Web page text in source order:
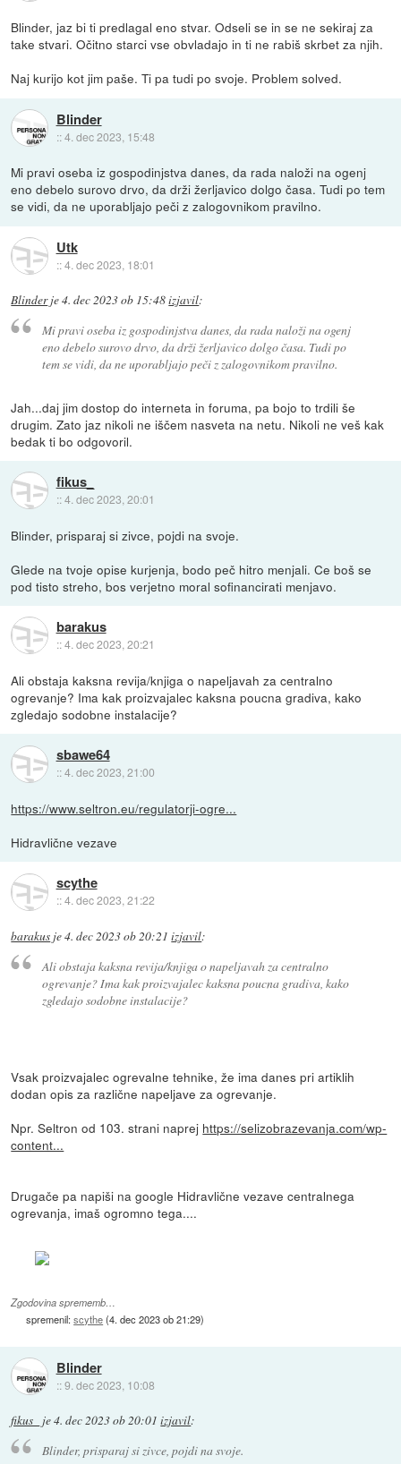
Blinder, jaz bi ti predlagal eno stvar. Odseli se in se ne sekiraj za
take stvari. Očitno starci vse obvladajo in ti ne rabiš skrbet za njih.
Naj kurijo kot jim paše. Ti pa tudi po svoje. Problem solved.
Blinder
::4. dec 2023, 15:48
Mi pravi oseba iz gospodinjstva danes, da rada naloži na ogenj
eno debelo surovo drvo, da drži žerljavico dolgo časa. Tudi po tem
se vidi, da ne uporabljajo peči z zalogovnikom pravilno.
Utk
::4. dec 2023, 18:01
Blinderje4. dec 2023 ob 15:48izjavil:
Mi pravi oseba iz gospodinjstva danes, da rada naloži na ogenj
eno debelo surovo drvo, da drži žerljavico dolgo časa. Tudi po
tem se vidi, da ne uporabljajo peči z zalogovnikom pravilno.
Jah...daj jim dostop do interneta in foruma, pa bojo to trdili še
drugim. Zato jaz nikoli ne iščem nasveta na netu. Nikoli ne veš kak
bedak ti bo odgovoril.
fikus_
::4. dec 2023, 20:01
Blinder, prisparaj si zivce, pojdi na svoje.
Glede na tvoje opise kurjenja, bodo peč hitro menjali. Ce boš se
pod tisto streho, bos verjetno moral sofinancirati menjavo.
barakus
::4. dec 2023, 20:21
Ali obstaja kaksna revija/knjiga o napeljavah za centralno
ogrevanje? Ima kak proizvajalec kaksna poucna gradiva, kako
zgledajo sodobne instalacije?
sbawe64
::4. dec 2023, 21:00
https://www.seltron.eu/regulatorji-ogre...
Hidravlične vezave
scythe
::4. dec 2023, 21:22
barakus je4. dec 2023 ob 20:21 izjavil:
Ali obstaja kaksna revija/knjiga o napeljavah za centralno
ogrevanje? Ima kak proizvajalec kaksna poucna gradiva, kako
zgledajo sodobne instalacije?
Vsak proizvajalec ogrevalne tehnike, že ima danes pri artiklih
dodan opis za različne napeljave za ogrevanje.
Npr. Seltron od 103. strani naprej https://selizobrazevanja.com/wp-
content...
Drugače pa napiši na google Hidravlične vezave centralnega
ogrevanja, imaš ogromno tega....
Zgodovina sprememb…
spremenil:scythe(4. dec 2023 ob 21:29)
Blinder
::9. dec 2023, 10:08
fikus_ je4. dec 2023 ob 20:01 izjavil:
Blinder, prisparaj si zivce, pojdi na svoje.